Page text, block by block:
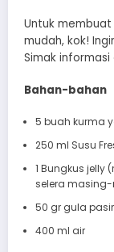
Untuk membuat
mudah, kok!
Simak
Bahan-bahan
5 buah kurma
250 ml Susu
1 Bungkus jelly
selera
50 gr gula pasir
400 ml air